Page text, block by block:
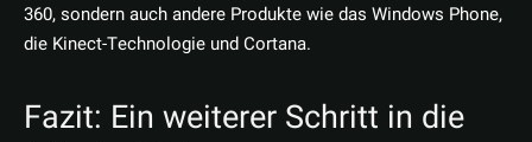
360, sondern auch andere Produkte wie das Windows Phone,
die Kinect-Technologie und Cortana.
Fazit: Ein weiterer Schritt in die